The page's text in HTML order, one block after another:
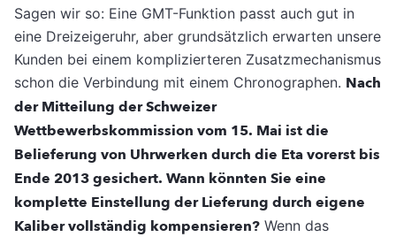
Sagen wir so: Eine GMT-Funktion passt auch gut in
eine Dreizeigeruhr, aber grundsätzlich erwarten unsere
Kunden bei einem komplizierteren Zusatzmechanismus
schon die Verbindung mit einem Chronographen. Nach
der Mitteilung der Schweizer
Wettbewerbskommission vom 15. Mai ist die
Belieferung von Uhrwerken durch die Eta vorerst bis
Ende 2013 gesichert. Wann könnten Sie eine
komplette Einstellung der Lieferung durch eigene
Kaliber vollständig kompensieren? Wenn das